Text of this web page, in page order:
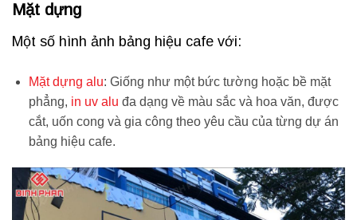
Mặt dựng
Một số hình ảnh bảng hiệu cafe với:
Mặt dựng alu: Giống như một bức tường hoặc bề mặt
phẳng, in uv alu đa dạng về màu sắc và hoa văn, được
cắt, uốn cong và gia công theo yêu cầu của từng dự án
bảng hiệu cafe.